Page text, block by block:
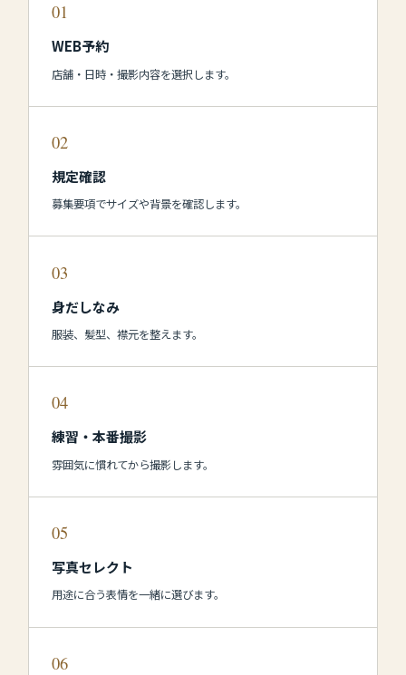
01
WEB予約
店舗・日時・撮影内容を選択します。
02
規定確認
募集要項でサイズや背景を確認します。
03
身だしなみ
服装、髪型、襟元を整えます。
04
練習・本番撮影
雰囲気に慣れてから撮影します。
05
写真セレクト
用途に合う表情を一緒に選びます。
06